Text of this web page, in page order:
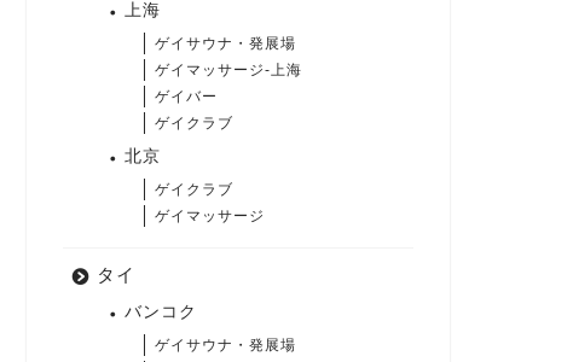
上海
ゲイサウナ・発展場
ゲイマッサージ-上海
ゲイバー
ゲイクラブ
北京
ゲイクラブ
ゲイマッサージ
タイ
バンコク
ゲイサウナ・発展場